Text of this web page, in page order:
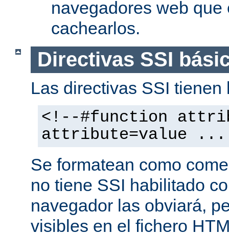
navegadores web que
cachearlos.
Directivas SSI
Las directivas SSI
<!--#function
attribute=value
Se formatean como
no tiene SSI habilitado
navegador las obviará,
visibles en el fichero